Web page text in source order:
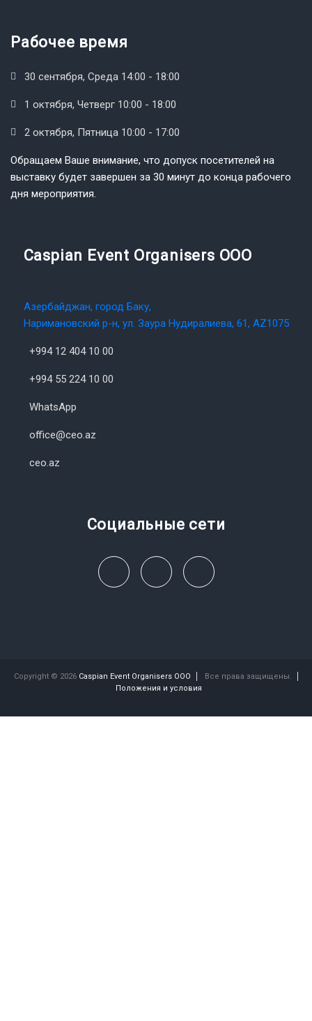
Рабочее время
30 сентября, Среда 14:00 - 18:00
1 октября, Четверг 10:00 - 18:00
2 октября, Пятница 10:00 - 17:00
Обращаем Ваше внимание, что допуск посетителей на
выставку будет завершен за 30 минут до конца рабочего
дня мероприятия.
Caspian Event Organisers OOO
Азербайджан, город Баку,
Наримановский р-н, ул. Заура Нудиралиева, 61, AZ1075
+994 12 404 10 00
+994 55 224 10 00
WhatsApp
office@ceo.az
ceo.az
Социальные сети
Copyright © 2026 Caspian Event Organisers OOO
Все права защищены.
Положения и условия